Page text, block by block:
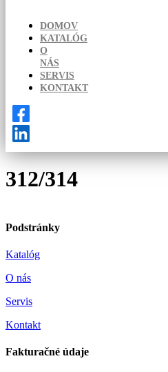
DOMOV
KATALÓG
O
NÁS
SERVIS
KONTAKT
312/314
Podstránky
Katalóg
O nás
Servis
Kontakt
Fakturačné údaje